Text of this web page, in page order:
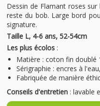
Dessin de Flamant roses
reste du bob. Large bord
signature.
Taille L, 4-6 ans, 52-54cm
Les plus écolos :
Matière : coton fin doublé
Sérigraphie : encres à
Fabriquée de manière
Conseils d'entretien : lavable